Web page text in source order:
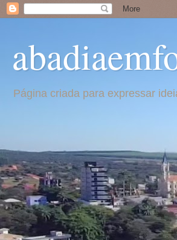
Página criada para expressar